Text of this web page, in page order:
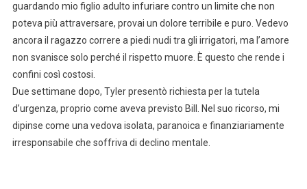
guardando mio figlio adulto infuriare contro un limite che non
poteva più attraversare, provai un dolore terribile e puro. Vedevo
ancora il ragazzo correre a piedi nudi tra gli irrigatori, ma l’amore
non svanisce solo perché il rispetto muore. È questo che rende i
confini così costosi.
Due settimane dopo, Tyler presentò richiesta per la tutela
d’urgenza, proprio come aveva previsto Bill. Nel suo ricorso, mi
dipinse come una vedova isolata, paranoica e finanziariamente
irresponsabile che soffriva di declino mentale.